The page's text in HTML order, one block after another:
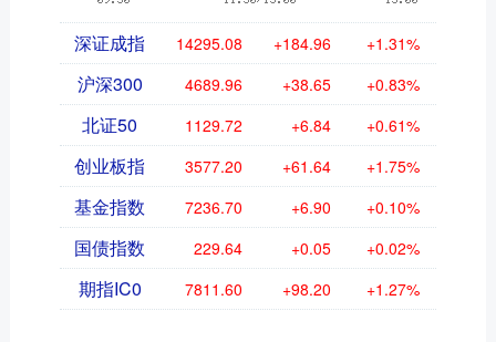
深证成指 14295.08 +184.96 +1.31%
沪深300 4689.96 +38.65 +0.83%
北证50 1129.72 +6.84 +0.61%
创业板指 3577.20 +61.64 +1.75%
基金指数 7236.70 +6.90 +0.10%
国债指数 229.64 +0.05 +0.02%
期指IC0 7811.60 +98.20 +1.27%